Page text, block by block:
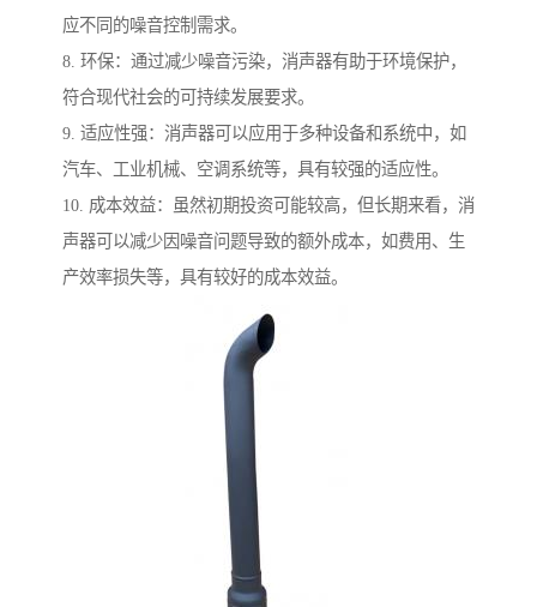
应不同的噪音控制需求。
8. 环保：通过减少噪音污染，消声器有助于环境保护，
符合现代社会的可持续发展要求。
9. 适应性强：消声器可以应用于多种设备和系统中，如
汽车、工业机械、空调系统等，具有较强的适应性。
10. 成本效益：虽然初期投资可能较高，但长期来看，消
声器可以减少因噪音问题导致的额外成本，如费用、生
产效率损失等，具有较好的成本效益。